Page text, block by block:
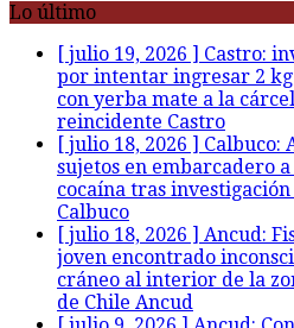
Lo último
[ julio 19, 2026 ] Castro:
por intentar ingresar 2
con yerba mate a la
reincidente Castro
[ julio 18, 2026 ] Calbuco:
sujetos en embarcadero
cocaína tras
Calbuco
[ julio 18, 2026 ] Ancud:
joven encontrado
cráneo al interior de la
de Chile Ancud